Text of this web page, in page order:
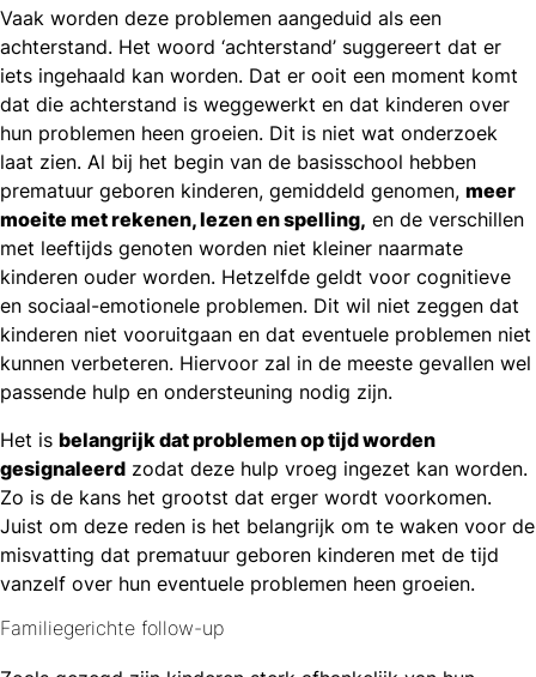
Vaak worden deze problemen aangeduid als een
achterstand. Het woord ‘achterstand’ suggereert dat er
iets ingehaald kan worden. Dat er ooit een moment komt
dat die achterstand is weggewerkt en dat kinderen over
hun problemen heen groeien. Dit is niet wat onderzoek
laat zien. Al bij het begin van de basisschool hebben
prematuur geboren kinderen, gemiddeld genomen, meer
moeite met rekenen, lezen en spelling, en de verschillen
met leeftijds genoten worden niet kleiner naarmate
kinderen ouder worden. Hetzelfde geldt voor cognitieve
en sociaal-emotionele problemen. Dit wil niet zeggen dat
kinderen niet vooruitgaan en dat eventuele problemen niet
kunnen verbeteren. Hiervoor zal in de meeste gevallen wel
passende hulp en ondersteuning nodig zijn.
Het is belangrijk dat problemen op tijd worden
gesignaleerd zodat deze hulp vroeg ingezet kan worden.
Zo is de kans het grootst dat erger wordt voorkomen.
Juist om deze reden is het belangrijk om te waken voor de
misvatting dat prematuur geboren kinderen met de tijd
vanzelf over hun eventuele problemen heen groeien.
Familiegerichte follow-up